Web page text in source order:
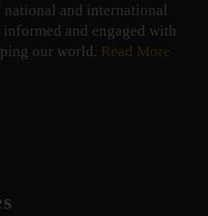
and international
and engaged with
our world. Read More